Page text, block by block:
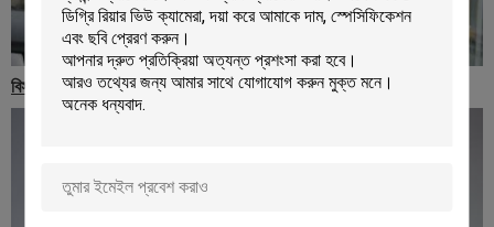
বিস্তারিত ছবি